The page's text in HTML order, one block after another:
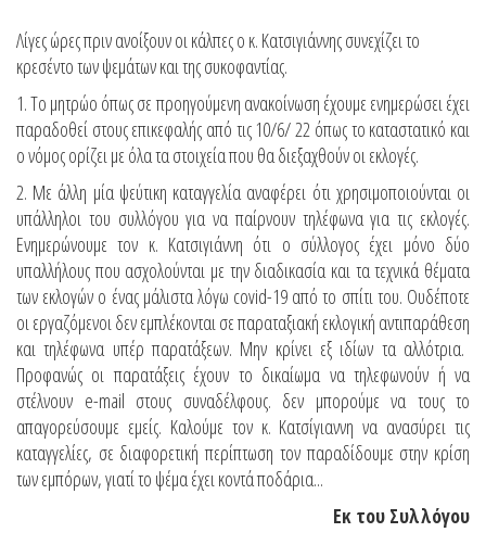
Λίγες ώρες πριν ανοίξουν οι κάλπες ο κ. Κατσιγιάννης συνεχίζει το
κρεσέντο των ψεμάτων και της συκοφαντίας.
1. Το μητρώο όπως σε προηγούμενη ανακοίνωση έχουμε ενημερώσει έχει
παραδοθεί στους επικεφαλής από τις 10/6/ 22 όπως το καταστατικό και
ο νόμος ορίζει με όλα τα στοιχεία που θα διεξαχθούν οι εκλογές.
2. Με άλλη μία ψεύτικη καταγγελία αναφέρει ότι χρησιμοποιούνται οι
υπάλληλοι του συλλόγου για να παίρνουν τηλέφωνα για τις εκλογές.
Ενημερώνουμε τον κ. Κατσιγιάννη ότι ο σύλλογος έχει μόνο δύο
υπαλλήλους που ασχολούνται με την διαδικασία και τα τεχνικά θέματα
των εκλογών ο ένας μάλιστα λόγω covid-19 από το σπίτι του. Ουδέποτε
οι εργαζόμενοι δεν εμπλέκονται σε παραταξιακή εκλογική αντιπαράθεση
και τηλέφωνα υπέρ παρατάξεων. Μην κρίνει εξ ιδίων τα αλλότρια.
Προφανώς οι παρατάξεις έχουν το δικαίωμα να τηλεφωνούν ή να
στέλνουν e-mail στους συναδέλφους. δεν μπορούμε να τους το
απαγορεύσουμε εμείς. Καλούμε τον κ. Κατσίγιαννη να ανασύρει τις
καταγγελίες, σε διαφορετική περίπτωση τον παραδίδουμε στην κρίση
των εμπόρων, γιατί το ψέμα έχει κοντά ποδάρια...
Εκ του Συλλόγου